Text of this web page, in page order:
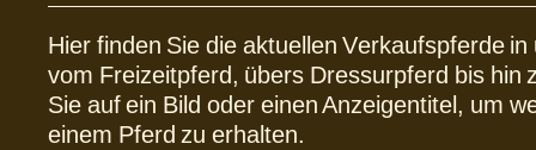
Hier finden Sie die aktuellen Verkaufspferde
vom Freizeitpferd, übers Dressurpferd bis hin
Sie auf ein Bild oder einen Anzeigentitel, um
einem Pferd zu erhalten.